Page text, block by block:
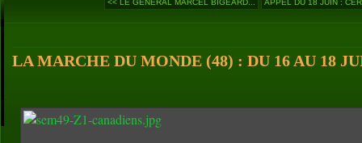
<< LE GENERAL MARCEL BIGEARD... APPEL DU 18 JUIN :
LA MARCHE DU MONDE (48) : DU 16 AU 18